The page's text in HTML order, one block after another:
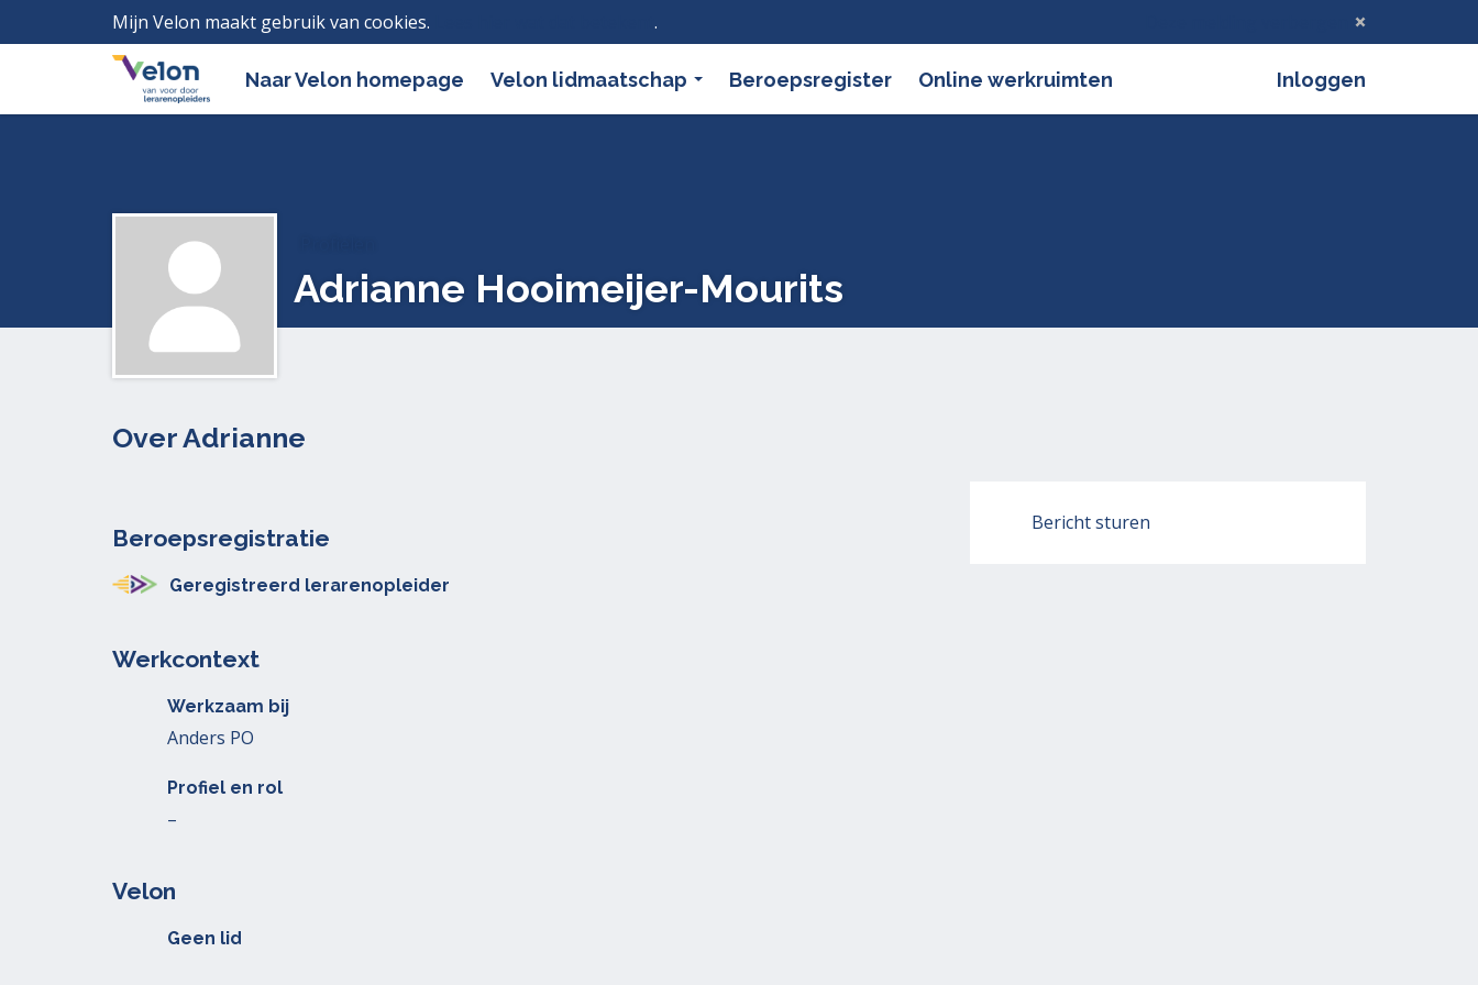
Mijn Velon maakt gebruik van cookies. .
Naar Velon homepage Velon lidmaatschap Beroepsregister Online werkruimten Inloggen
Adrianne Hooimeijer-Mourits
Over Adrianne
Beroepsregistratie
Geregistreerd lerarenopleider
Werkcontext
Werkzaam bij
Anders PO
Profiel en rol
–
Velon
Geen lid
Bericht sturen